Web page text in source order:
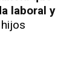
laboral y